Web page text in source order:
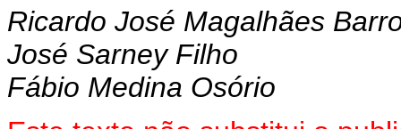
Ricardo José Magalhães
José Sarney Filho
Fábio Medina Osório